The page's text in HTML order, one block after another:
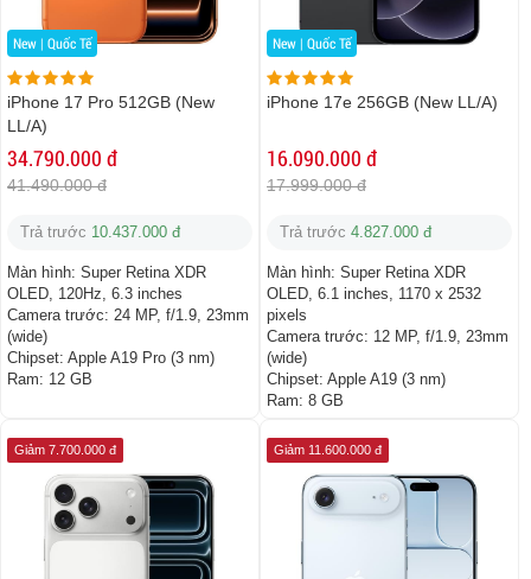
New | Quốc Tế
iPhone 17 Pro 512GB (New
LL/A)
34.790.000 đ
41.490.000 đ
Trả trước 10.437.000 đ
Màn hình: Super Retina XDR
OLED, 120Hz, 6.3 inches
Camera trước: 24 MP, f/1.9, 23mm
(wide)
Chipset: Apple A19 Pro (3 nm)
Ram: 12 GB
New | Quốc Tế
iPhone 17e 256GB (New LL/A)
16.090.000 đ
17.999.000 đ
Trả trước 4.827.000 đ
Màn hình: Super Retina XDR
OLED, 6.1 inches, 1170 x 2532
pixels
Camera trước: 12 MP, f/1.9, 23mm
(wide)
Chipset: Apple A19 (3 nm)
Ram: 8 GB
Giảm 7.700.000 đ Giảm 11.600.000 đ